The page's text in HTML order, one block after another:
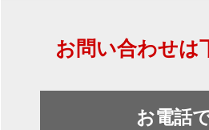
お問い合わせは
お電話